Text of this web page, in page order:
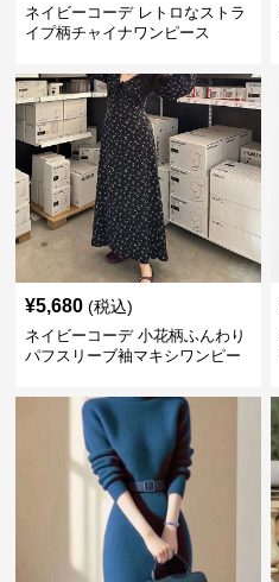
ネイビーコーデ レトロなストラ
イプ柄チャイナワンピース
¥5,680 (税込)
ネイビーコーデ 小花柄ふんわり
パフスリーブ袖マキシワンピー